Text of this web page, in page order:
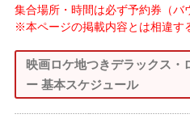
集合場所・時間は必ず予約券（バ
※本ページの掲載内容とは相違す
映画ロケ地つきデラックス・
ー 基本スケジュール